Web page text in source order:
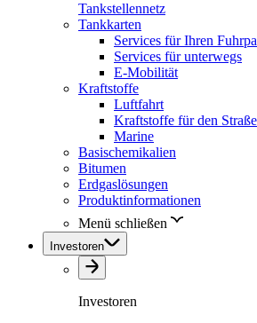
Tankstellennetz
Tankkarten
Services für Ihren
Services für unterwegs
E-Mobilität
Kraftstoffe
Luftfahrt
Kraftstoffe für den
Marine
Basischemikalien
Bitumen
Erdgaslösungen
Produktinformationen
Menü schließen
Investoren
Investoren